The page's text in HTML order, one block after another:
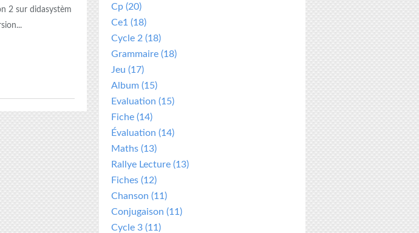
2 sur didasystèm
Cp (20)
Ce1 (18)
Cycle 2 (18)
Grammaire (18)
Jeu (17)
Album (15)
Evaluation (15)
Fiche (14)
Évaluation (14)
Maths (13)
Rallye Lecture (13)
Fiches (12)
Chanson (11)
Conjugaison (11)
Cycle 3 (11)